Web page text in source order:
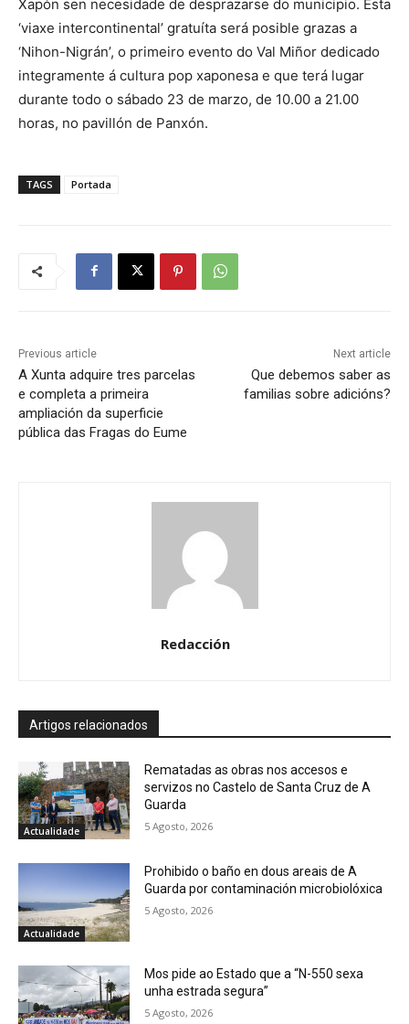
Xapón sen necesidade de desprazarse do municipio. Esta
‘viaxe intercontinental’ gratuíta será posible grazas a
‘Nihon-Nigrán’, o primeiro evento do Val Miñor dedicado
integramente á cultura pop xaponesa e que terá lugar
durante todo o sábado 23 de marzo, de 10.00 a 21.00
horas, no pavillón de Panxón.
TAGS Portada
Previous article
A Xunta adquire tres parcelas
e completa a primeira
ampliación da superficie
pública das Fragas do Eume
Next article
Que debemos saber as
familias sobre adicións?
Redacción
Artigos relacionados
Actualidade
Rematadas as obras nos accesos e
servizos no Castelo de Santa Cruz de A
Guarda
5 Agosto, 2026
Actualidade
Prohibido o baño en dous areais de A
Guarda por contaminación microbiolóxica
5 Agosto, 2026
Mos pide ao Estado que a “N-550 sexa
unha estrada segura”
5 Agosto, 2026